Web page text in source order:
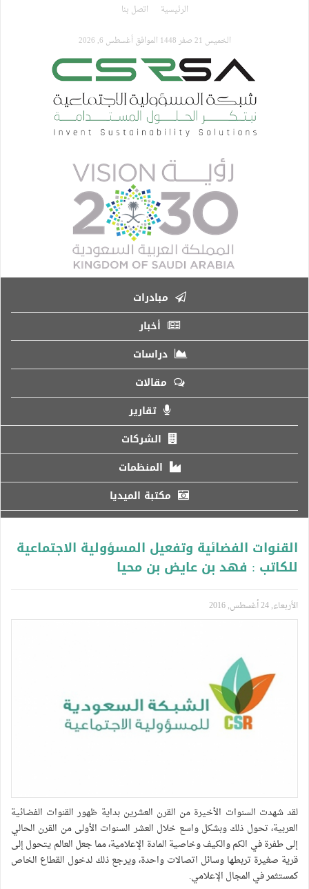
الرئيسية اتصل بنا
الخميس 21 صفر 1448 الموافق أغسطس 6, 2026
مبادرات
أخبار
دراسات
مقالات
تقارير
الشركات
المنظمات
مكتبة الميديا
القنوات الفضائية وتفعيل المسؤولية الاجتماعية
للكاتب : فهد بن عايض بن محيا
الأربعاء, 24 أغسطس, 2016
لقد شهدت السنوات الأخيرة من القرن العشرين بداية ظهور القنوات الفضائية
العربية، تحول ذلك وبشكل واسع خلال العشر السنوات الأولى من القرن الحالي
إلى طفرة في الكم والكيف وخاصية المادة الإعلامية، مما جعل العالم يتحول إلى
قرية صغيرة تربطها وسائل اتصالات واحدة، ويرجع ذلك لدخول القطاع الخاص
كمستثمر في المجال الإعلامي.